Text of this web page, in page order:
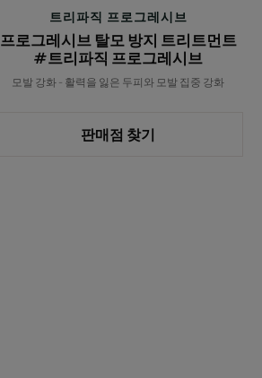
트
먼
트
#
파
트리파직 프로그레시브
프로그레시브 탈모 방지 트리트먼트
#트리파직 프로그레시브
모발 강화 - 활력을 잃은 두피와 모발 집중 강화
판매점 찾기